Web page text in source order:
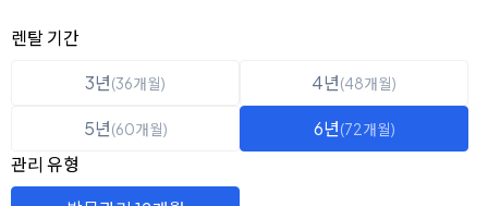
옵션 선택
렌탈 선택
렌탈 기간
3년(36개월) 4년(48개월)
5년(60개월) 6년(72개월)
관리 유형